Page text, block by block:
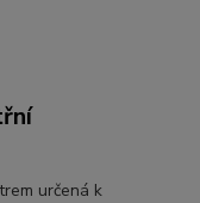
určená k